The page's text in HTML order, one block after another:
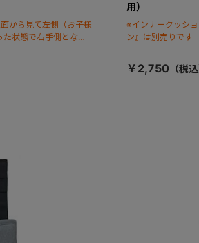
から見て左側（お子様
状態で右手側となり
用）
※インナークッシ
ン』は別売りです
￥2,750